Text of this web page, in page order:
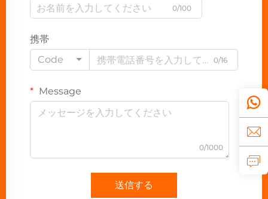
0/100
携帯
Code
0/16
Message
0/1000
送信する